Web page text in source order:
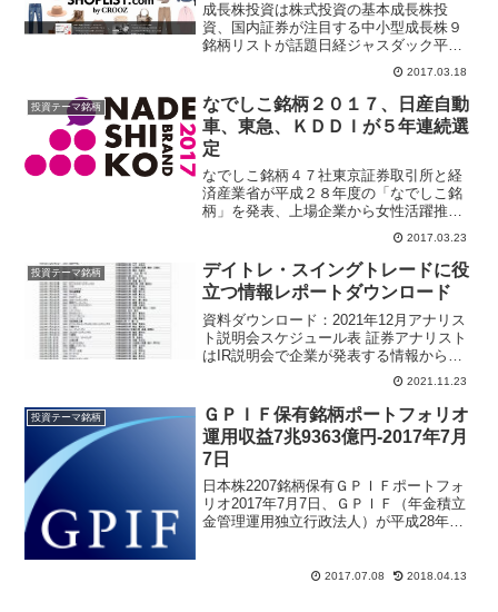
成長株投資は株式投資の基本成長株投
資、国内証券が注目する中小型成長株９
銘柄リストが話題日経ジャスダック平均
が２月１０日～３月１０日まで２１日連
続で上昇した、中小型株物色が活況で日
経ジャスダック平均２１日続伸するのは
１３年ぶり、３０００円の節...
2017.03.18
投資テーマ銘柄
なでしこ銘柄２０１７、日産自動
車、東急、ＫＤＤＩが５年連続選
定
なでしこ銘柄４７社東京証券取引所と経
済産業省が平成２８年度の「なでしこ銘
柄」を発表、上場企業から女性活躍推進
に優れている４７社を選定している。２
０１２年からはじめ今回（平成２８年
度）で５回目となり、日産自動車、東京
急行電鉄、ＫＤＤＩは５年連...
2017.03.23
投資テーマ銘柄
デイトレ・スイングトレードに役
立つ情報レポートダウンロード
資料ダウンロード：2021年12月アナリス
ト説明会スケジュール表 証券アナリスト
はIR説明会で企業が発表する情報から分
析、投資判断を見直すタイミングでレー
ティングの格上げ・格下げ、目標株価引
き上げ・引き下げのレポートを執筆する
直前のタイミングを察知することでデイ
トレード、スイングトレードの投資機会
となります。
2021.11.23
投資テーマ銘柄
ＧＰＩＦ保有銘柄ポートフォリオ
運用収益7兆9363億円-2017年7月
7日
日本株2207銘柄保有ＧＰＩＦポートフォ
リオ2017年7月7日、ＧＰＩＦ（年金積立
金管理運用独立行政法人）が平成28年度
9363億円、年間収益率は5.86％...
2017.07.08 2018.04.13